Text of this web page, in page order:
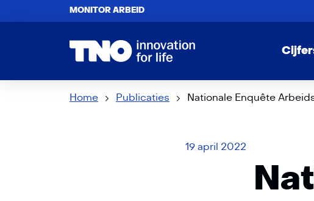
MONITOR ARBEID
Home Publicaties Nationale Enquête
19 april 2022